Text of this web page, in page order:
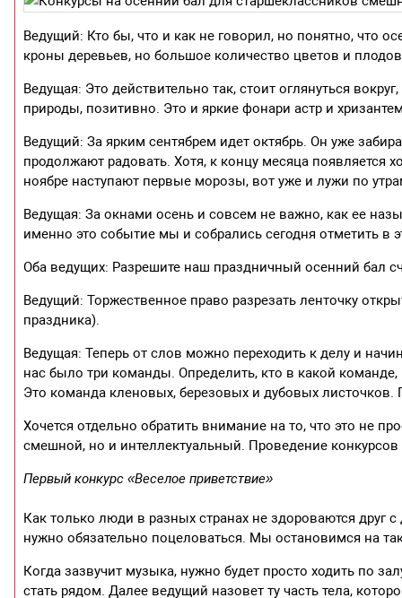
Ведущий: Кто бы, что и как не говорил, но понятно, что
кроны деревьев, но большое количество цветов и
Ведущая: Это действительно так, стоит оглянуться
природы, позитивно. Это и яркие фонари астр и
Ведущий: За ярким сентябрем идет октябрь. Он уже
продолжают радовать. Хотя, к концу месяца появляется
ноябре наступают первые морозы, вот уже и лужи по
Ведущая: За окнами осень и совсем не важно, как ее
именно это событие мы и собрались сегодня отметить в
Оба ведущих: Разрешите наш праздничный осенний бал
Ведущий: Торжественное право разрезать ленточку
праздника).
Ведущая: Теперь от слов можно переходить к делу и
нас было три команды. Определить, кто в какой
Это команда кленовых, березовых и дубовых
Хочется отдельно обратить внимание на то, что это не
смешной, но и интеллектуальный. Проведение
Первый конкурс «Веселое приветствие»
Как только люди в разных странах не здороваются друг
нужно обязательно поцеловаться. Мы остановимся на
Когда зазвучит музыка, нужно будет просто ходить по
стать рядом. Далее ведущий назовет ту часть тела,